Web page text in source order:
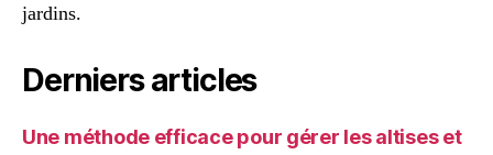
jardins.
Derniers articles
Une méthode efficace pour gérer les altises et